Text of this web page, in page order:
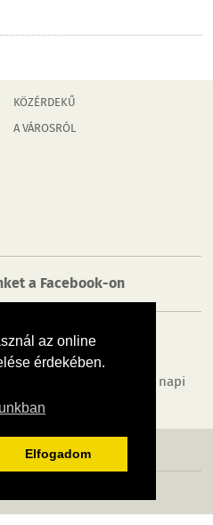
az online
érdekében.
Elfogadom
KÖZÉRDEKŰ
A VÁROSRÓL
a Facebook-on
programok, képek, napi
Győr
IMPRESSZUM RÓLUNK